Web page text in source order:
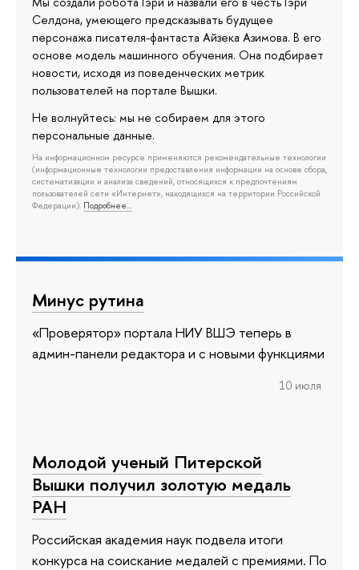
Селдона, умеющего предсказывать будущее
персонажа писателя-фантаста Айзека Азимова. В его
основе модель машинного обучения. Она подбирает
новости, исходя из поведенческих метрик
пользователей на портале Вышки.
Не волнуйтесь: мы не собираем для этого
персональные данные.
На информационном ресурсе применяются рекомендательные технологии
(информационные технологии предоставления информации на основе сбора,
систематизации и анализа сведений, относящихся к предпочтениям
пользователей сети «Интернет», находящихся на территории Российской
Федерации). Подробнее…
Минус рутина
«Проверятор» портала НИУ ВШЭ теперь в
админ-панели редактора и с новыми функциями
10 июля
Молодой ученый Питерской
Вышки получил золотую медаль
РАН
Российская академия наук подвела итоги
конкурса на соискание медалей с премиями. По